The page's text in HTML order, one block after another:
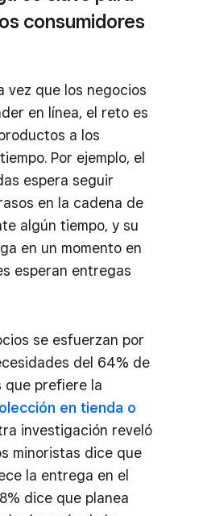
consumidores
vez que los negocios
en línea, el reto es
a los
Por ejemplo, el
espera seguir
en la cadena de
algún tiempo, y su
en un momento en
esperan entregas
se esfuerzan por
del 64% de
que prefiere la
en tienda o
investigación reveló
minoristas dice que
la entrega en el
dice que planea